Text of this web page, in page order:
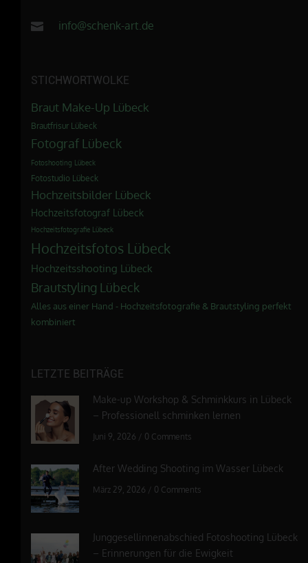
info@schenk-art.de
STICHWORTWOLKE
Braut Make-Up Lübeck
Brautfrisur Lübeck
Fotograf Lübeck
Fotoshooting Lübeck
Fotostudio Lübeck
Hochzeitsbilder Lübeck
Hochzeitsfotograf Lübeck
Hochzeitsfotografie Lübeck
Hochzeitsfotos Lübeck
Hochzeitsshooting Lübeck
Brautstyling Lübeck
Alles aus einer Hand - Hochzeitsfotografie & Brautstyling perfekt
kombiniert
LETZTE BEITRÄGE
Make-up Workshop & Schminkkurs in Lübeck
– Professionell schminken lernen
Juni 9, 2026 / 0 Comments
After Wedding Shooting im Wasser Lübeck
März 29, 2026 / 0 Comments
Junggesellinnenabschied Fotoshooting Lübeck
– Erinnerungen für die Ewigkeit